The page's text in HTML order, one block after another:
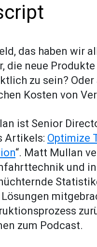
das haben wir
die neue
zu sein?
Kosten von
ist Senior
Artikels: Optimize
“. Matt Mullan
und
zum Podcast.